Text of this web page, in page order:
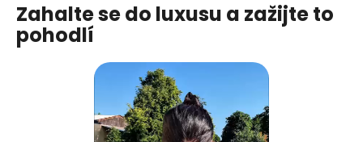
Zahalte se do luxusu a zažijte to
pohodlí